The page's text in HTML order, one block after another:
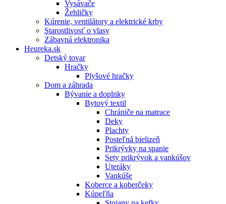
Vysávače
Žehličky
Kúrenie, ventilátory a elektrické krby
Starostlivosť o vlasy
Zábavná elektronika
Heureka.sk
Detský tovar
Hračky
Plyšové hračky
Dom a záhrada
Bývanie a doplnky
Bytový textil
Chrániče na matrace
Deky
Plachty
Posteľná bielizeň
Prikrývky na spanie
Sety prikrývok a vankúšov
Uteráky
Vankúše
Koberce a koberčeky
Kúpeľňa